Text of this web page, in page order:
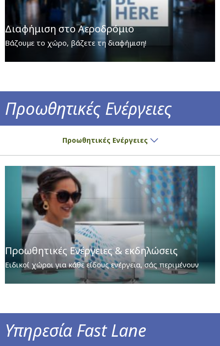
Διαφήμιση στο Αεροδρόμιο
Βάζουμε το χώρο, βάζετε τη διαφήμιση!
Προωθητικές Ενέργειες
Προωθητικές Ενέργειες
Προωθητικές Ενέργειες & εκδηλώσεις
Ειδικοί χώροι για κάθε είδους ενέργεια, σάς περιμένουν
Υπηρεσία Fast Lane